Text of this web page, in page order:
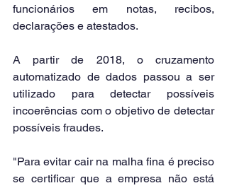
funcionários em notas, recibos,
declarações e atestados.
A partir de 2018, o cruzamento
automatizado de dados passou a ser
utilizado para detectar possíveis
incoerências com o objetivo de detectar
possíveis fraudes.
"Para evitar cair na malha fina é preciso
se certificar que a empresa não está